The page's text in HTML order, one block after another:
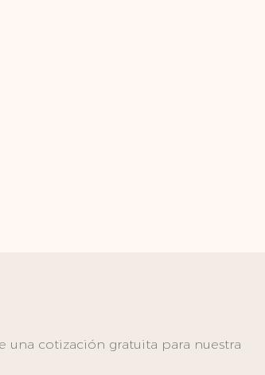
cotización gratuita para nuestra